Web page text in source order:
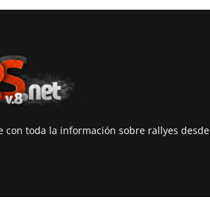
con toda la información sobre rallyes desde